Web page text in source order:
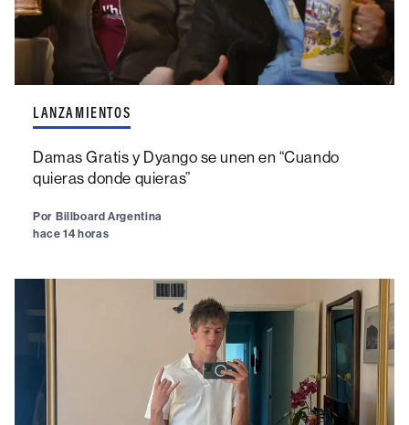
LANZAMIENTOS
Damas Gratis y Dyango se unen en “Cuando
quieras donde quieras”
Por Billboard Argentina
hace 14 horas